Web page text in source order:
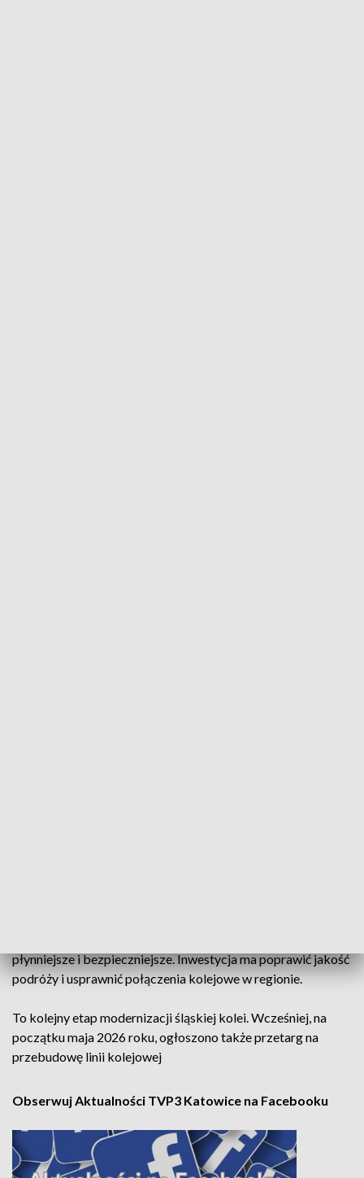
płynniejsze i bezpieczniejsze. Inwestycja ma poprawić jakość
podróży i usprawnić połączenia kolejowe w regionie.
To kolejny etap modernizacji śląskiej kolei. Wcześniej, na
początku maja 2026 roku, ogłoszono także przetarg na
przebudowę linii kolejowej
Obserwuj Aktualności TVP3 Katowice na Facebooku